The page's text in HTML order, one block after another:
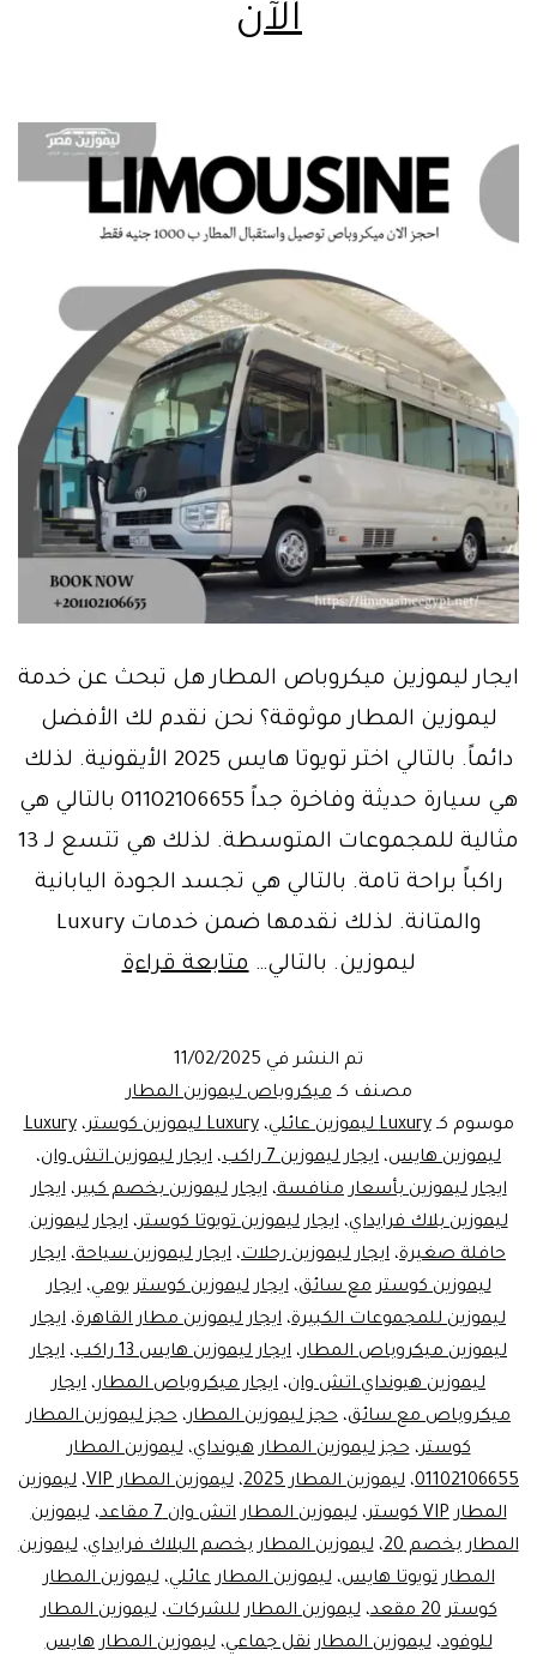
الآن
ايجار ليموزين ميكروباص المطار هل تبحث عن خدمة
ليموزين المطار موثوقة؟ نحن نقدم لك الأفضل
دائماً. بالتالي اختر تويوتا هايس 2025 الأيقونية. لذلك
هي سيارة حديثة وفاخرة جداً 01102106655 بالتالي هي
مثالية للمجموعات المتوسطة. لذلك هي تتسع لـ 13
راكباً براحة تامة. بالتالي هي تجسد الجودة اليابانية
والمتانة. لذلك نقدمها ضمن خدمات Luxury
ليموزين. بالتالي…متابعة قراءةخصم
احجز
ليموزين
المطار
الفاخر
الآن
تم النشر في 11/02/2025
مصنف كـميكروباص ليموزين المطار
موسوم كـLuxury ليموزين عائلي ،Luxury ليموزين كوستر ،Luxury
ليموزين هايس، ايجار ليموزين 7 راكب ، ايجار ليموزين اتش وان،
ايجار ليموزين بأسعار منافسة،ايجار ليموزين بخصم كبير،ايجار
ليموزين بلاك فرايداي،ايجار ليموزين تويوتا كوستر،ايجار ليموزين
حافلة صغيرة، ايجار ليموزين رحلات، ايجار ليموزين سياحة، ايجار
ليموزين كوستر مع سائق،ايجار ليموزين كوستر يومي،ايجار
ليموزين للمجموعات الكبيرة، ايجار ليموزين مطار القاهرة، ايجار
ليموزين ميكروباص المطار، ايجار ليموزين هايس 13 راكب ، ايجار
ليموزين هيونداي اتش وان، ايجار ميكروباص المطار، ايجار
ميكروباص مع سائق، حجز ليموزين المطار، حجز ليموزين المطار
كوستر،حجز ليموزين المطار هيونداي،ليموزين المطار
01102106655، ليموزين المطار 2025 ، ليموزين المطار VIP ، ليموزين
المطار VIP كوستر
،ليموزين المطار اتش وان 7 مقاعد ،ليموزين
المطار بخصم 20
،ليموزين المطار بخصم البلاك فرايداي،ليموزين
المطار تويوتا هايس،ليموزين المطار عائلي،ليموزين المطار
كوستر 20 مقعد
،ليموزين المطار للشركات،ليموزين المطار
للوفود،ليموزين المطار نقل جماعي،ليموزين المطار هايس